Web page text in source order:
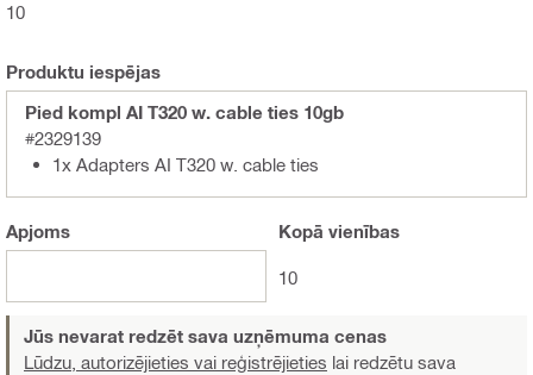
10
Produktu iespējas
Pied kompl AI T320 w. cable ties 10gb
#2329139
1x Adapters AI T320 w. cable ties
Apjoms Kopā vienības
10
Jūs nevarat redzēt sava uzņēmuma cenas
Lūdzu, autorizējieties vai reģistrējieties lai redzētu sava